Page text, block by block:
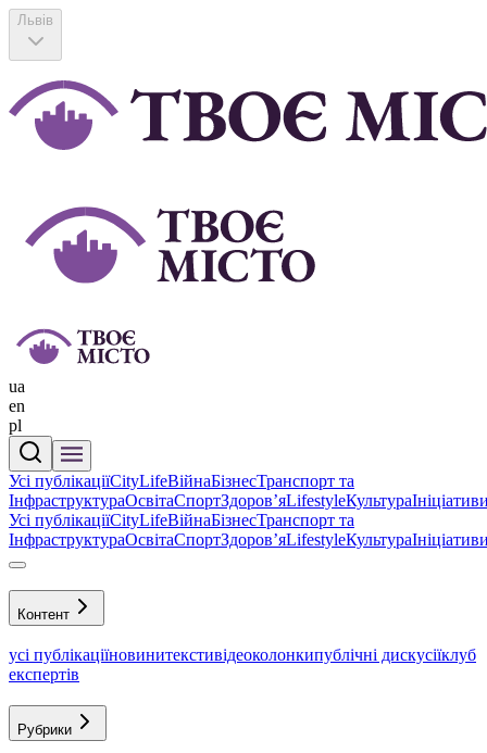
Львів
ua
en
pl
Усі публікаціїCityLifeВійнаБізнесТранспорт та
ІнфраструктураОсвітаСпортЗдоровʼяLifestyleКультура
Усі публікаціїCityLifeВійнаБізнесТранспорт та
ІнфраструктураОсвітаСпортЗдоровʼяLifestyleКультура
Контент
усі публікаціїновинитекстивідеоколонкипублічні дискусіїклуб
експертів
Рубрики